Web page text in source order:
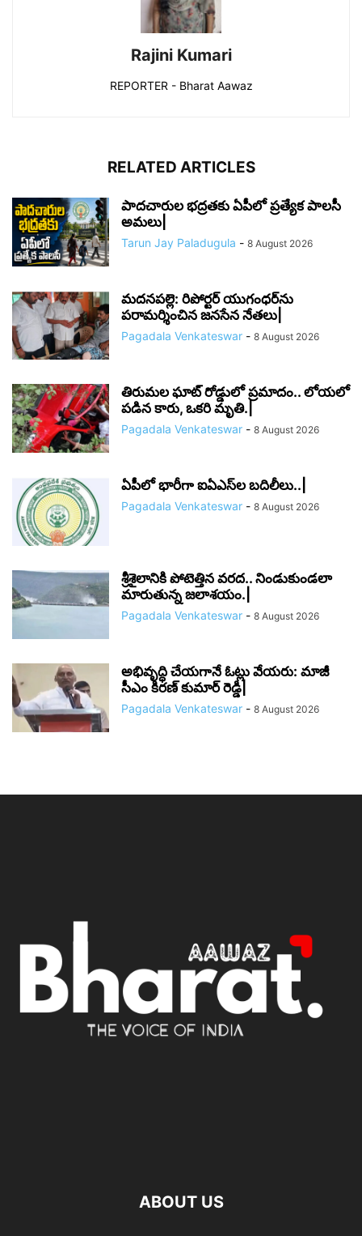
Rajini Kumari
REPORTER - Bharat Aawaz
RELATED ARTICLES
పాదచారుల భద్రతకు ఏపీలో ప్రత్యేక పాలసీ
అమలు|
Tarun Jay Paladugula - 8 August 2026
మదనపల్లె: రిపోర్టర్ యుగంధర్‌ను
పరామర్శించిన జనసేన నేతలు|
Pagadala Venkateswar - 8 August 2026
తిరుమల ఘాట్ రోడ్డులో ప్రమాదం.. లోయలో
పడిన కారు, ఒకరి మృతి.|
Pagadala Venkateswar - 8 August 2026
ఏపీలో భారీగా ఐఏఎస్‌ల బదిలీలు..|
Pagadala Venkateswar - 8 August 2026
శ్రీశైలానికి పోటెత్తిన వరద.. నిండుకుండలా
మారుతున్న జలాశయం.|
Pagadala Venkateswar - 8 August 2026
అభివృద్ధి చేయగానే ఓట్లు వేయరు: మాజీ
సీఎం కిరణ్ కుమార్ రెడ్డి|
Pagadala Venkateswar - 8 August 2026
ABOUT US